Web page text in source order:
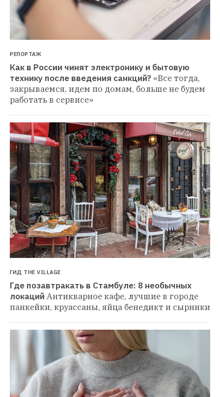
РЕПОРТАЖ
Как в России чинят электронику и бытовую
технику после введения санкций? «Все тогда,
закрываемся, идем по домам, больше не будем
работать в сервисе»
ГИД THE VILLAGE
Где позавтракать в Стамбуле: 8 необычных
локаций Антикварное кафе, лучшие в городе
панкейки, круассаны, яйца бенедикт и сырники